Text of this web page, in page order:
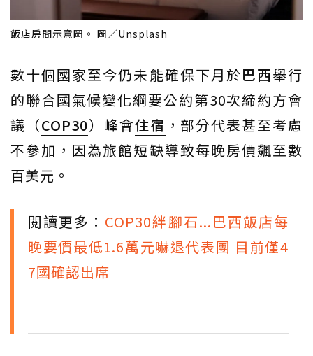
飯店房間示意圖。 圖／Unsplash
數十個國家至今仍未能確保下月於巴西舉行
的聯合國氣候變化綱要公約第30次締約方會
議（COP30）峰會住宿 ，部分代表甚至考慮
不參加，因為旅館短缺導致每晚房價飆至數
百美元。
閱讀更多： COP30絆腳石...巴西飯店每
晚要價最低1.6萬元嚇退代表團 目前僅4
7國確認出席